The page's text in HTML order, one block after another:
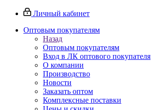
Личный кабинет
Оптовым покупателям
Назад
Оптовым покупателям
Вход в ЛК оптового покупателя
О компании
Производство
Новости
Заказать оптом
Комплексные поставки